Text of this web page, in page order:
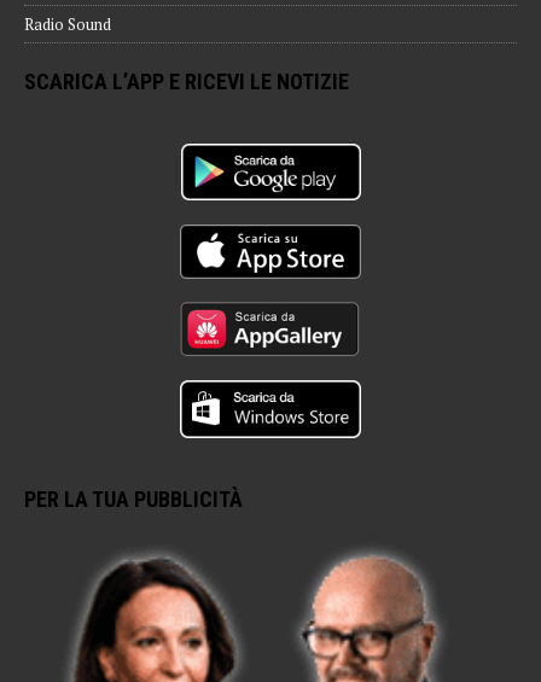
Radio Sound
SCARICA L’APP E RICEVI LE NOTIZIE
PER LA TUA PUBBLICITÀ